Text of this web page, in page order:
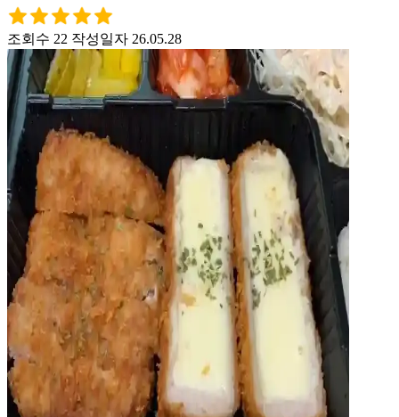
조회수 22 작성일자 26.05.28